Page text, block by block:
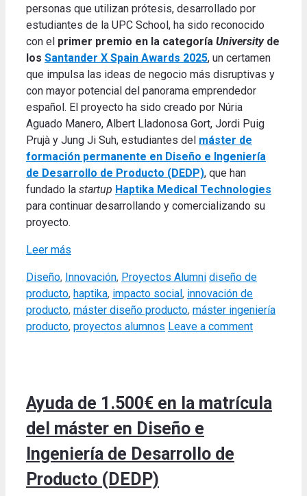
personas que utilizan prótesis, desarrollado por
estudiantes de la UPC School, ha sido reconocido
con el primer premio en la categoría University de
los Santander X Spain Awards 2025, un certamen
que impulsa las ideas de negocio más disruptivas y
con mayor potencial del panorama emprendedor
español. El proyecto ha sido creado por Núria
Aguado Manero, Albert Lladonosa Gort, Jordi Puig
Prujà y Jung Ji Suh, estudiantes del máster de
formación permanente en Diseño e Ingeniería
de Desarrollo de Producto (DEDP), que han
fundado la startup Haptika Medical Technologies
para continuar desarrollando y comercializando su
proyecto.
Leer más
Categories
Diseño, Innovación, Proyectos Alumni Tags
diseño de
producto, haptika, impacto social , innovación de
producto, máster diseño producto, máster ingeniería
producto, proyectos alumnos Leave a comment
Ayuda de 1.500€ en la matrícula
del máster en Diseño e
Ingeniería de Desarrollo de
Producto (DEDP)